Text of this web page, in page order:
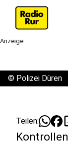
Anzeige
© Polizei Düren
Teilen: